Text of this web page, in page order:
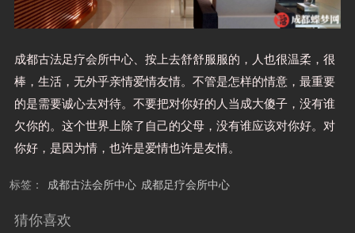
成都古法足疗会所中心、按上去舒舒服服的，人也很温柔，很
棒，生活，无外乎亲情爱情友情。不管是怎样的情意，最重要
的是需要诚心去对待。不要把对你好的人当成大傻子，没有谁
欠你的。这个世界上除了自己的父母，没有谁应该对你好。对
你好，是因为情，也许是爱情也许是友情。
标签： 成都古法会所中心 成都足疗会所中心
猜你喜欢